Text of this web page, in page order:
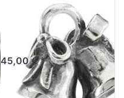
Klänge der
Harmonie
TAGBE-20269
45,00 € *